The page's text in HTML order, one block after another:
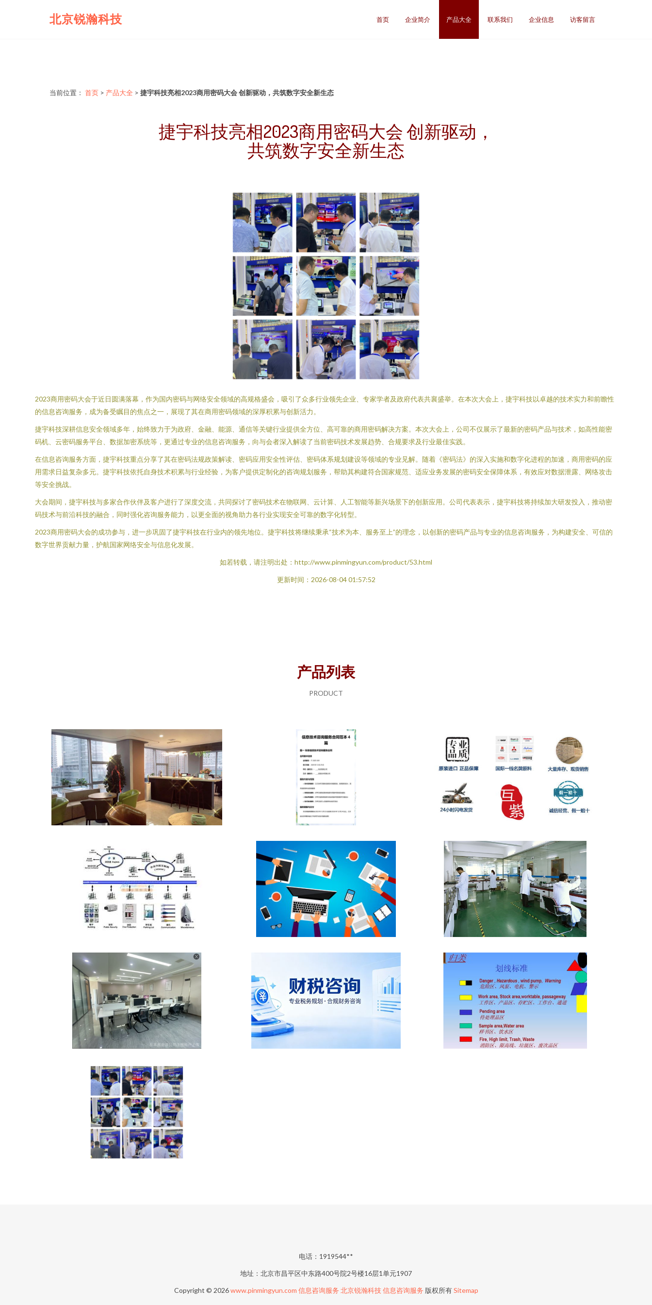
北京锐瀚科技 首页 企业简介 产品大全 联系我们 企业信息 访客留言
当前位置： 首页 > 产品大全 > 捷宇科技亮相2023商用密码大会 创新驱动，共筑数字安全新生态
捷宇科技亮相2023商用密码大会 创新驱动，
共筑数字安全新生态
2023商用密码大会于近日圆满落幕，作为国内密码与网络安全领域的高规格盛会，吸引了众多行业领先企业、专家学者及政府代表共襄盛举。在本次大会上，捷宇科技以卓越的技术实力和前瞻性
的信息咨询服务，成为备受瞩目的焦点之一，展现了其在商用密码领域的深厚积累与创新活力。
捷宇科技深耕信息安全领域多年，始终致力于为政府、金融、能源、通信等关键行业提供全方位、高可靠的商用密码解决方案。本次大会上，公司不仅展示了最新的密码产品与技术，如高性能密
码机、云密码服务平台、数据加密系统等，更通过专业的信息咨询服务，向与会者深入解读了当前密码技术发展趋势、合规要求及行业最佳实践。
在信息咨询服务方面，捷宇科技重点分享了其在密码法规政策解读、密码应用安全性评估、密码体系规划建设等领域的专业见解。随着《密码法》的深入实施和数字化进程的加速，商用密码的应
用需求日益复杂多元。捷宇科技依托自身技术积累与行业经验，为客户提供定制化的咨询规划服务，帮助其构建符合国家规范、适应业务发展的密码安全保障体系，有效应对数据泄露、网络攻击
等安全挑战。
大会期间，捷宇科技与多家合作伙伴及客户进行了深度交流，共同探讨了密码技术在物联网、云计算、人工智能等新兴场景下的创新应用。公司代表表示，捷宇科技将持续加大研发投入，推动密
码技术与前沿科技的融合，同时强化咨询服务能力，以更全面的视角助力各行业实现安全可靠的数字化转型。
2023商用密码大会的成功参与，进一步巩固了捷宇科技在行业内的领先地位。捷宇科技将继续秉承“技术为本、服务至上”的理念，以创新的密码产品与专业的信息咨询服务，为构建安全、可信的
数字世界贡献力量，护航国家网络安全与信息化发展。
如若转载，请注明出处：http://www.pinmingyun.com/product/53.html
更新时间：2026-08-04 01:57:52
产品列表
PRODUCT
电话：1919544**
地址：北京市昌平区中东路400号院2号楼16层1单元1907
Copyright © 2026www.pinmingyun.com 信息咨询服务 北京锐瀚科技 信息咨询服务 版权所有Sitemap